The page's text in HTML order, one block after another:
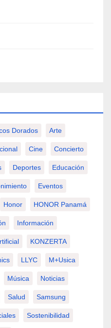
Dorados Arte
Cine Concierto
Deportes Educación
Eventos
Honor HONOR Panamá
Información
KONZERTA
LLYC M+usica
Música Noticias
Salud Samsung
Sostenibilidad